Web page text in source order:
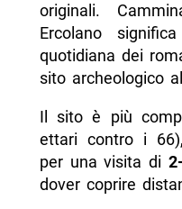
originali.
Ercolano
quotidiana dei
sito archeologico
Il sito è più
ettari contro i
per una visita di
dover coprire